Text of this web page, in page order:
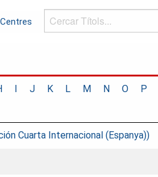
Centres
Cercar
Títols...
I J K L M N O P
Cuarta Internacional (Espanya))